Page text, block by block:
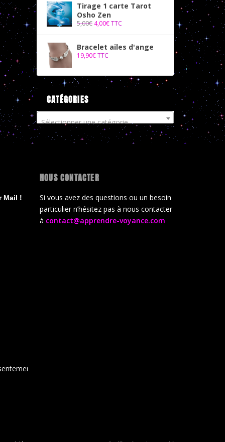
Tirage 1 carte Tarot
Osho Zen
5,00€ 4,00€TTC
Bracelet ailes d'ange
19,90€TTC
CATÉGORIES
Sélectionner une catégorie
Mail !
NOUS CONTACTER
Si vous avez des questions ou un besoin
particulier n’hésitez pas à nous contacter
à contact@apprendre-voyance.com